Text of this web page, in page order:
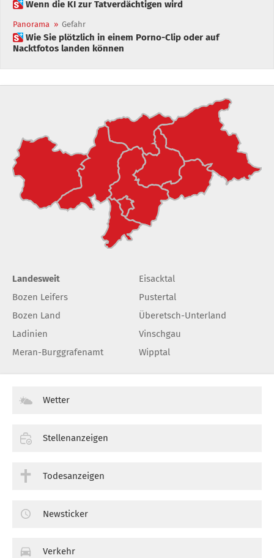
 Wenn die KI zur Tatverdächtigen wird
Panorama » Gefahr
 Wie Sie plötzlich in einem Porno-Clip oder auf
Nacktfotos landen können
Landesweit
Bozen Leifers
Bozen Land
Ladinien
Meran-Burggrafenamt
Eisacktal
Pustertal
Überetsch-Unterland
Vinschgau
Wipptal
Wetter
Stellenanzeigen
Todesanzeigen
Newsticker
Verkehr